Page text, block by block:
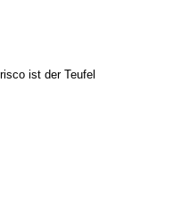
ist der Teufel